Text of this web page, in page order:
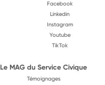
Facebook
Linkedin
Instagram
Youtube
TikTok
Le MAG du Service Civique
Témoignages